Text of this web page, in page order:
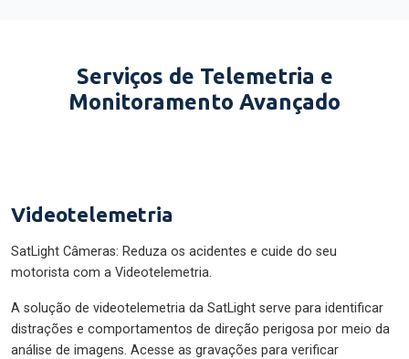
Serviços de Telemetria e
Monitoramento Avançado
Videotelemetria
SatLight Câmeras: Reduza os acidentes e cuide do seu
motorista com a Videotelemetria.
A solução de videotelemetria da SatLight serve para identificar
distrações e comportamentos de direção perigosa por meio da
análise de imagens. Acesse as gravações para verificar